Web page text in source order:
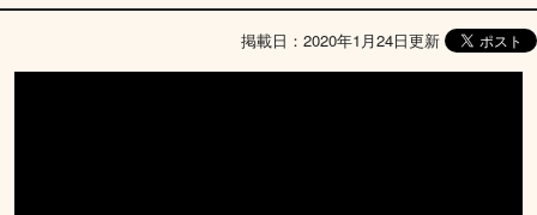
掲載日：2020年1月24日更新